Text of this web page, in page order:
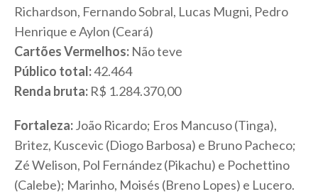
Richardson, Fernando Sobral, Lucas Mugni, Pedro
Henrique e Aylon (Ceará)
Cartões Vermelhos: Não teve
Público total:42.464
Renda bruta: R$ 1.284.370,00
Fortaleza:João Ricardo; Eros Mancuso (Tinga),
Britez, Kuscevic (Diogo Barbosa) e Bruno Pacheco;
Zé Welison, Pol Fernández (Pikachu) e Pochettino
(Calebe); Marinho, Moisés (Breno Lopes) e Lucero.